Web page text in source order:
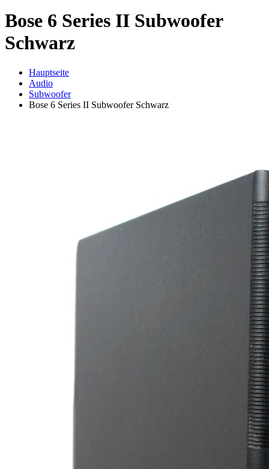
Bose 6 Series II Subwoofer
Schwarz
Hauptseite
Audio
Subwoofer
Bose 6 Series II Subwoofer Schwarz